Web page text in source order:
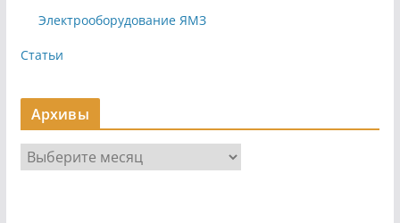
Электрооборудование ЯМЗ
Статьи
Архивы
р